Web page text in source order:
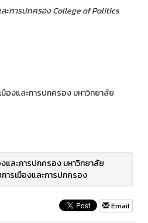
ละการปกครอง College of Politics
องและการปกครอง มหาวิทยาลัย
งและการปกครอง มหาวิทยาลัย
ารเมืองและการปกครอง
Email